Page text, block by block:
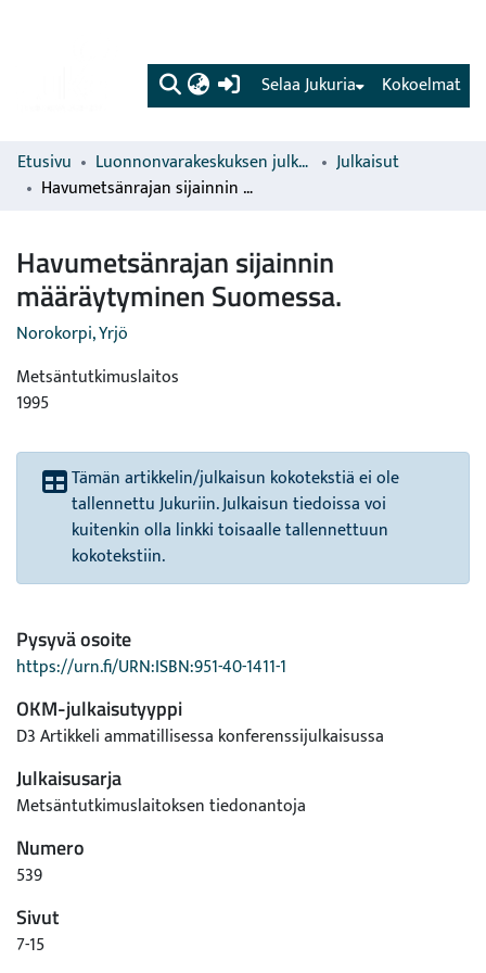
(current) Kokoelmat
Selaa Jukuria
Etusivu Luonnonvarakeskuksen julkaisut
Julkaisut
Havumetsänrajan sijainnin määräytyminen Suomessa.
Havumetsänrajan sijainnin
määräytyminen Suomessa.
Norokorpi, Yrjö
Metsäntutkimuslaitos
1995
Tämän artikkelin/julkaisun kokotekstiä ei ole
tallennettu Jukuriin. Julkaisun tiedoissa voi
kuitenkin olla linkki toisaalle tallennettuun
kokotekstiin.
Pysyvä osoite
https://urn.fi/URN:ISBN:951-40-1411-1
OKM-julkaisutyyppi
D3 Artikkeli ammatillisessa konferenssijulkaisussa
Julkaisusarja
Metsäntutkimuslaitoksen tiedonantoja
Numero
539
Sivut
7-15